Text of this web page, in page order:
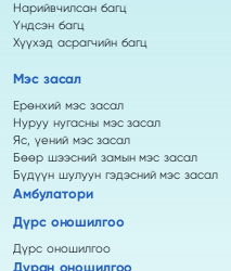
Нарийвчилсан багц
Үндсэн багц
Хүүхэд асрагчийн багц
Мэс засал
Ерөнхий мэс засал
Нуруу нугасны мэс засал
Яс, үений мэс засал
Бөөр шээсний замын мэс засал
Бүдүүн шулуун гэдэсний мэс засал
Амбулатори
Дүрс оношилгоо
Дүрс оношилгоо
Дуран оношилгоо